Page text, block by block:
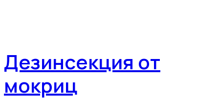
Дезинсекция от
мокриц